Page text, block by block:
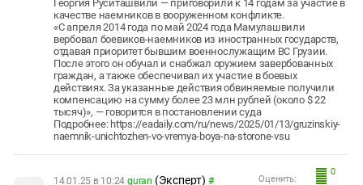
Георгия Руситашвили — приговорили к 14 годам за участие в
качестве наемников в вооруженном конфликте.
«С апреля 2014 года по май 2024 года Мамулашвили
вербовал боевиков-наемников из иностранных государств,
отдавая приоритет бывшим военнослужащим ВС Грузии.
После этого он обучал и снабжал оружием завербованных
граждан, а также обеспечивал их участие в боевых
действиях. За указанные действия обвиняемые получили
компенсацию на сумму более 23 млн рублей (около $ 22
тысяч)», — говорится в постановлении суда
Подробнее: https://eadaily.com/ru/news/2025/01/13/gruzinskiy-
naemnik-unichtozhen-vo-vremya-boya-na-storone-vsu
0
Оценить:
14.01.25 в 10:24 guran (Эксперт) #